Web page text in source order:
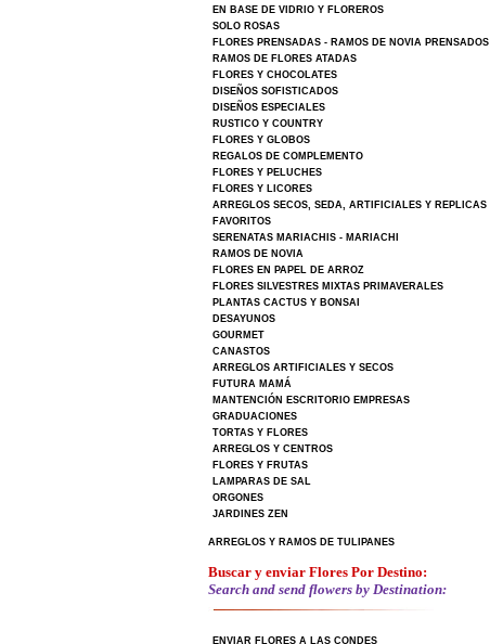
EN BASE DE VIDRIO Y FLOREROS
SOLO ROSAS
FLORES PRENSADAS - RAMOS DE NOVIA PRENSADOS
RAMOS DE FLORES ATADAS
FLORES Y CHOCOLATES
DISEÑOS SOFISTICADOS
DISEÑOS ESPECIALES
RUSTICO Y COUNTRY
FLORES Y GLOBOS
REGALOS DE COMPLEMENTO
FLORES Y PELUCHES
FLORES Y LICORES
ARREGLOS SECOS, SEDA, ARTIFICIALES Y REPLICAS
FAVORITOS
SERENATAS MARIACHIS - MARIACHI
RAMOS DE NOVIA
FLORES EN PAPEL DE ARROZ
FLORES SILVESTRES MIXTAS PRIMAVERALES
PLANTAS CACTUS Y BONSAI
DESAYUNOS
GOURMET
CANASTOS
ARREGLOS ARTIFICIALES Y SECOS
FUTURA MAMÁ
MANTENCIÓN ESCRITORIO EMPRESAS
GRADUACIONES
TORTAS Y FLORES
ARREGLOS Y CENTROS
FLORES Y FRUTAS
LAMPARAS DE SAL
ORGONES
JARDINES ZEN
ARREGLOS Y RAMOS DE TULIPANES
Buscar y enviar Flores Por Destino:
Search and send flowers by Destination:
ENVIAR FLORES A LAS CONDES